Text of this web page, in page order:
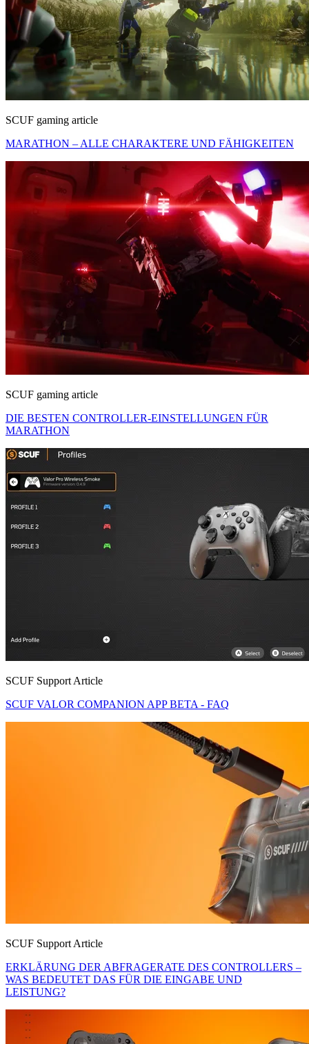
SCUF gaming article
MARATHON – ALLE CHARAKTERE UND FÄHIGKEITEN
SCUF gaming article
DIE BESTEN CONTROLLER-EINSTELLUNGEN FÜR
MARATHON
SCUF Support Article
SCUF VALOR COMPANION APP BETA - FAQ
SCUF Support Article
ERKLÄRUNG DER ABFRAGERATE DES CONTROLLERS –
WAS BEDEUTET DAS FÜR DIE EINGABE UND
LEISTUNG?